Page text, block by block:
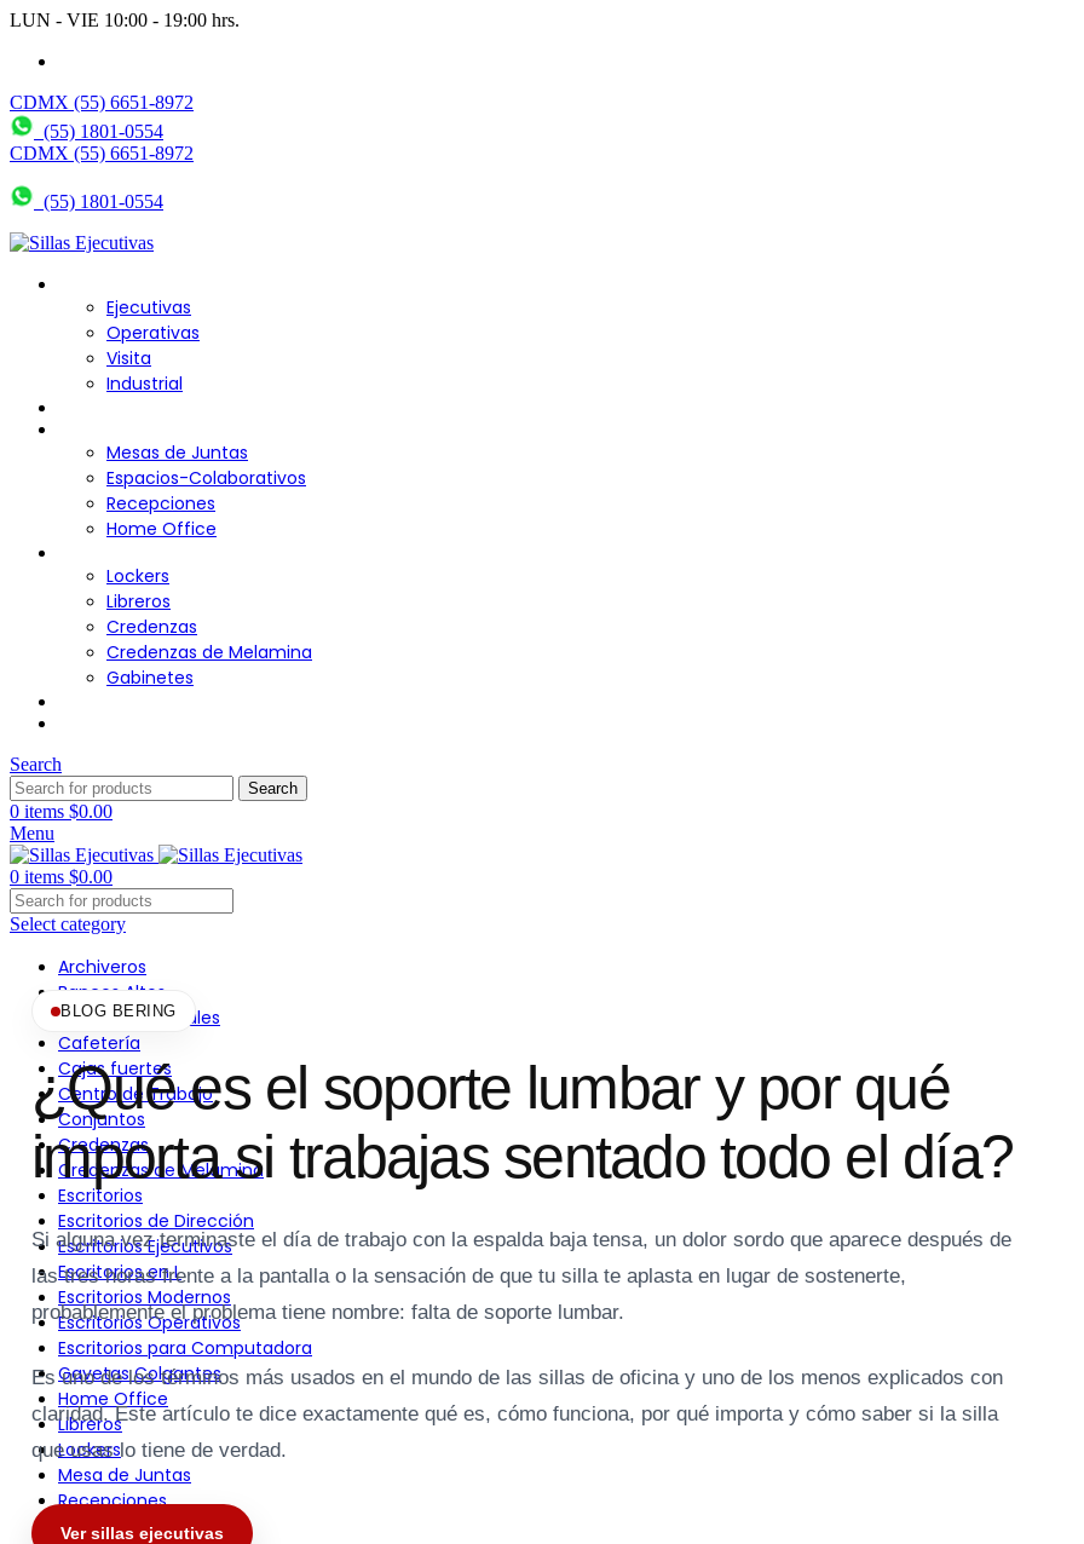
LUN - VIE 10:00 - 19:00 hrs.
CDMX (55) 6651-8972
(55) 1801-0554
CDMX (55) 6651-8972
(55) 1801-0554
Ejecutivas
Operativas
Visita
Industrial
Mesas de Juntas
Espacios-Colaborativos
Recepciones
Home Office
Lockers
Libreros
Credenzas
Credenzas de Melamina
Gabinetes
Search
Search
0 items $0.00
Menu
0 items $0.00
Select category
Archiveros
Bancos Altos
Bancos Industriales
Cafetería
Cajas fuertes
Centro de Trabajo
Conjuntos
Credenzas
Credenzas de Melamina
Escritorios
Escritorios de Dirección
Escritorios Ejecutivos
Escritorios en L
Escritorios Modernos
Escritorios Operativos
Escritorios para Computadora
Gavetas Colgantes
Home Office
Libreros
Lockers
Mesa de Juntas
Recepciones
Sillas
BLOG BERING
¿Qué es el soporte lumbar y por qué
importa si trabajas sentado todo el día?
Si alguna vez terminaste el día de trabajo con la espalda baja tensa, un dolor sordo que aparece después de
las tres horas frente a la pantalla o la sensación de que tu silla te aplasta en lugar de sostenerte,
probablemente el problema tiene nombre: falta de soporte lumbar.
Es uno de los términos más usados en el mundo de las sillas de oficina y uno de los menos explicados con
claridad. Este artículo te dice exactamente qué es, cómo funciona, por qué importa y cómo saber si la silla
que usas lo tiene de verdad.
Ver sillas ejecutivas